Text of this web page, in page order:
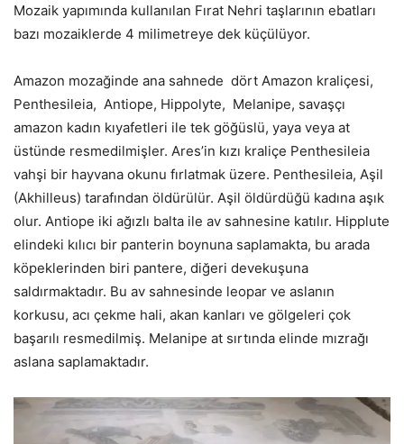
Mozaik yapımında kullanılan Fırat Nehri taşlarının ebatları
bazı mozaiklerde 4 milimetreye dek küçülüyor.
Amazon mozağinde ana sahnede dört Amazon kraliçesi,
Penthesileia, Antiope, Hippolyte, Melanipe, savaşçı
amazon kadın kıyafetleri ile tek göğüslü, yaya veya at
üstünde resmedilmişler. Ares’in kızı kraliçe Penthesileia
vahşi bir hayvana okunu fırlatmak üzere. Penthesileia, Aşil
(Akhilleus) tarafından öldürülür. Aşil öldürdüğü kadına aşık
olur. Antiope iki ağızlı balta ile av sahnesine katılır. Hipplute
elindeki kılıcı bir panterin boynuna saplamakta, bu arada
köpeklerinden biri pantere, diğeri devekuşuna
saldırmaktadır. Bu av sahnesinde leopar ve aslanın
korkusu, acı çekme hali, akan kanları ve gölgeleri çok
başarılı resmedilmiş. Melanipe at sırtında elinde mızrağı
aslana saplamaktadır.